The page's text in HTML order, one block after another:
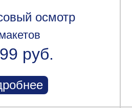
осмотр
руб.